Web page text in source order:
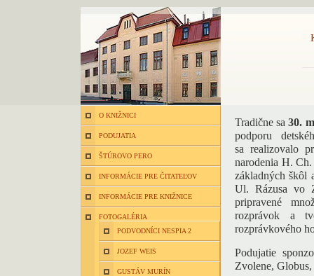
O KNIŽNICI
PODUJATIA
ŠTÚROVO PERO
INFORMÁCIE PRE ČITATEĽOV
INFORMÁCIE PRE KNIŽNICE
FOTOGALÉRIA
PODVODNÍCI NESPIA 2
JOZEF WEIS
GUSTÁV MURÍN
Tradične sa30.
podporu
sa realizovalo
narodenia H.
základných škôl
Ul. Rázusa vo
pripravené
rozprávok a
rozprávkového
Podujatie
Zvolene,